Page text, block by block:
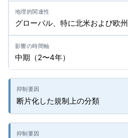
グローバル、特に北米および欧州
中期（2〜4年）
断片化した規制上の分類